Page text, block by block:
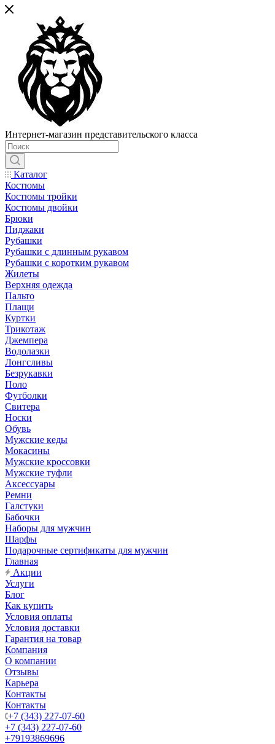
Интернет-магазин представительского класса
Каталог
Костюмы
Костюмы тройки
Костюмы двойки
Брюки
Пиджаки
Рубашки
Рубашки с длинным рукавом
Рубашки с коротким рукавом
Жилеты
Верхняя одежда
Пальто
Плащи
Куртки
Трикотаж
Джемпера
Водолазки
Лонгсливы
Безрукавки
Поло
Футболки
Свитера
Носки
Обувь
Мужские кеды
Мокасины
Мужские кроссовки
Мужские туфли
Аксессуары
Ремни
Галстуки
Бабочки
Наборы для мужчин
Шарфы
Подарочные сертификаты для мужчин
Главная
Акции
Услуги
Блог
Как купить
Условия оплаты
Условия доставки
Гарантия на товар
Компания
О компании
Отзывы
Карьера
Контакты
Контакты
+7 (343) 227-07-60
+7 (343) 227-07-60
+79193869696